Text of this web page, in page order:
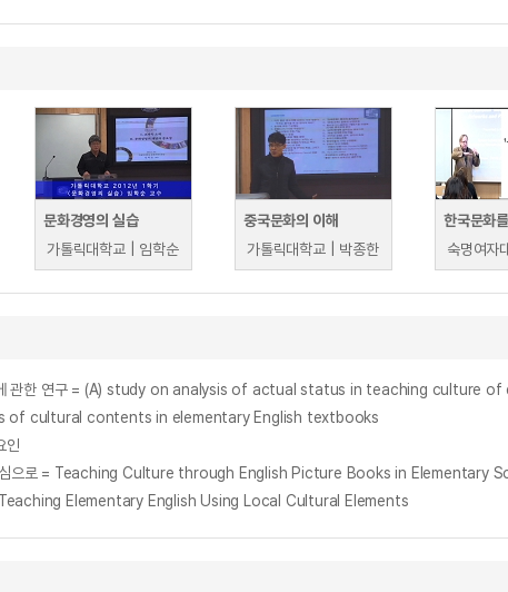
문화경영의 실습
가톨릭대학교 | 임학순
중국문화의 이해
가톨릭대학교 | 박종한
한국문화
안에 관한 연구 = (A) study on analysis of actual status in teaching
of cultural contents in elementary English textbooks
인
중심으로 = Teaching Culture through English Picture Books in Elementary
= Teaching Elementary English Using Local Cultural Elements